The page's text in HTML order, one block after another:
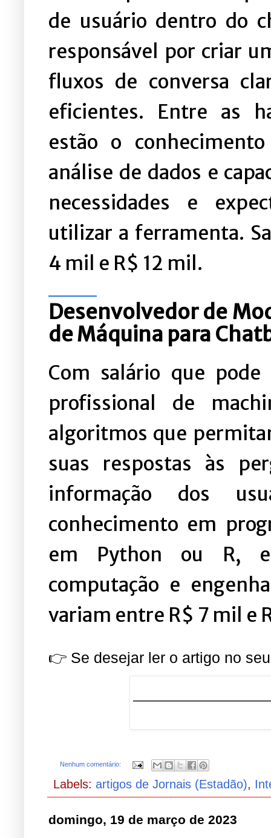
de usuário dentro do
responsável por criar
fluxos de conversa
eficientes. Entre as
estão o
análise de dados e
necessidades e
utilizar a ferramenta.
4 mil e R$ 12 mil.
Desenvolvedor de
de Máquina para
Com salário que
profissional de
algoritmos que
suas respostas às
informação dos
conhecimento em
em Python ou R,
computação e
variam entre R$ 7 mil e
👉 Se desejar ler o artigo no
Nenhum comentário:
Labels: artigos de Jornais (Estadão),
domingo, 19 de março de 2023